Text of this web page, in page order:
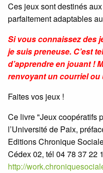
Ces jeux sont destinés
parfaitement adaptables
Si vous connaissez des
je suis preneuse. C’est
d’apprendre en jouant !
renvoyant un courriel ou
Faites vos jeux !
Ce livre "Jeux coopératifs
l’Université de Paix,
Editions Chronique
Cédex 02, tél 04 78 37 22
http://